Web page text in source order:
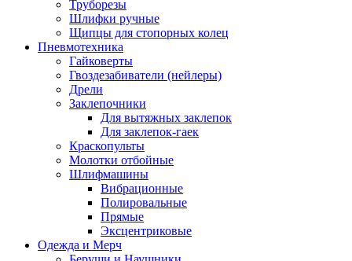
Труборезы
Шлифки ручные
Щипцы для стопорных колец
Пневмотехника
Гайковерты
Гвоздезабиватели (нейлеры)
Дрели
Заклепочники
Для вытяжных заклепок
Для заклепок-гаек
Краскопульты
Молотки отбойные
Шлифмашины
Вибрационные
Полировальные
Прямые
Эксцентриковые
Одежда и Мерч